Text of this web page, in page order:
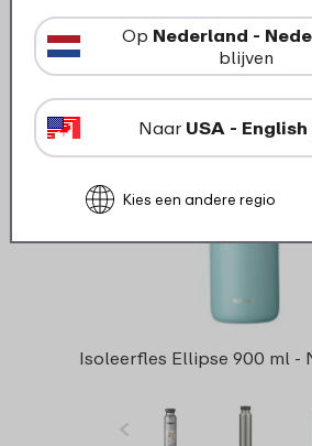
Bekijk
25% korting
Isoleerfles Ellipse 900 ml -
Op Nederland -
blijven
Naar USA - English